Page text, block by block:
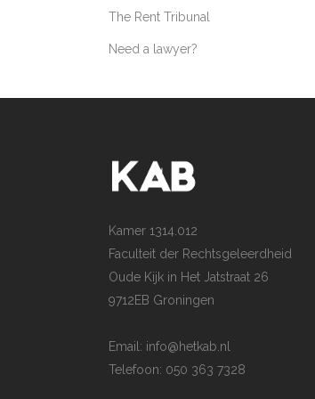
The Rent Tribunal
Need a lawyer?
Kamer 1314.012
Faculteit der Rechtsgeleerdheid
Oude Kijk in Het Jatstraat 26
9712EB Groningen
Email: info@hetkab.nl
Telefoon: 050 363 7328